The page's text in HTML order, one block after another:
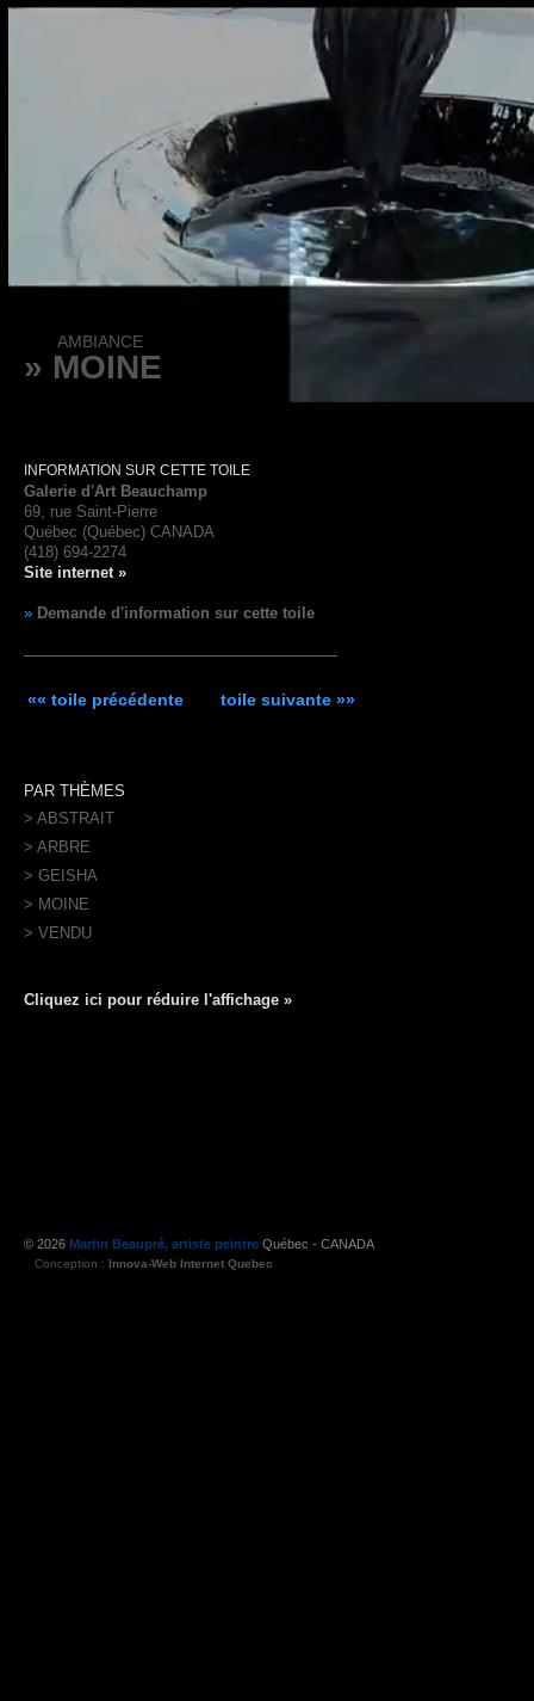
AMBIANCE
» MOINE
INFORMATION SUR CETTE TOILE
Galerie d'Art Beauchamp
69, rue Saint-Pierre
Québec (Québec) CANADA
(418) 694-2274
Site internet »
» Demande d'information sur cette toile
«« toile précédente toile suivante »»
PAR THÈMES
> ABSTRAIT
> ARBRE
> GEISHA
> MOINE
> VENDU
Cliquez ici pour réduire l'affichage »
© 2026 Martin Beaupré, artiste peintre Québec - CANADA
Conception : Innova-Web Internet Quebec